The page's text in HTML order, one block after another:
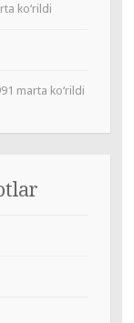
ko‘rildi
marta ko‘rildi